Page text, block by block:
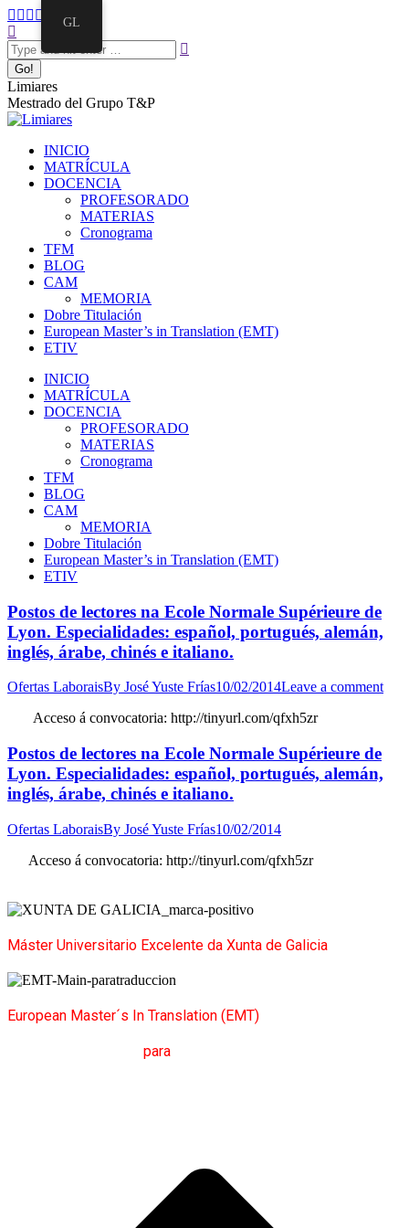
Skip
to
content
Facebook
opens
in
new
window
Twitter
opens
in
new
window
Mail
opens
in
new
window
Instagram
page
in
window
Linkedin
page
in
window
Search:
Limiares
Mestrado del Grupo T&P
INICIO
MATRÍCULA
DOCENCIA
PROFESORADO
MATERIAS
Cronograma
TFM
BLOG
CAM
MEMORIA
Dobre Titulación
European Master’s in Translation (EMT)
ETIV
INICIO
MATRÍCULA
DOCENCIA
PROFESORADO
MATERIAS
Cronograma
TFM
BLOG
CAM
MEMORIA
Dobre Titulación
European Master’s in Translation (EMT)
ETIV
Postos de lectores na Ecole Normale Supérieure de
Lyon. Especialidades: español, portugués, alemán,
inglés, árabe, chinés e italiano.
Ofertas LaboraisBy José Yuste Frías10/02/2014Leave a comment
Acceso á convocatoria: http://tinyurl.com/qfxh5zr
Postos de lectores na Ecole Normale Supérieure de
Lyon. Especialidades: español, portugués, alemán,
inglés, árabe, chinés e italiano.
Ofertas LaboraisBy José Yuste Frías10/02/2014
Acceso á convocatoria: http://tinyurl.com/qfxh5zr
Máster Universitario Excelente da Xunta de Galicia
European Master´s In Translation (EMT)
para
GL